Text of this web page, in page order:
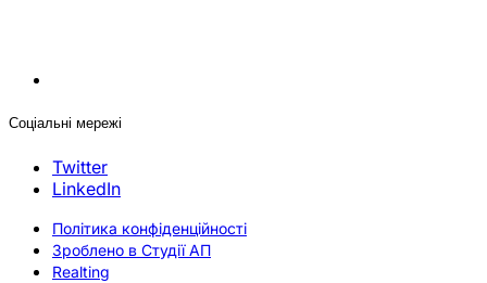
Соціальні мережі
Twitter
LinkedIn
Політика конфіденційності
Зроблено в Студії АП
Realting